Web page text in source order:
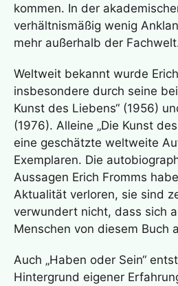
kommen. In der
verhältnismäßig wenig
mehr außerhalb der
Weltweit bekannt wurde
insbesondere durch seine
Kunst des Liebens“ (1956)
(1976). Alleine „Die Kunst
eine geschätzte weltweite
Exemplaren. Die
Aussagen Erich Fromms
Aktualität verloren, sie sind
verwundert nicht, dass sich
Menschen von diesem Buch
Auch „Haben oder Sein“
Hintergrund eigener